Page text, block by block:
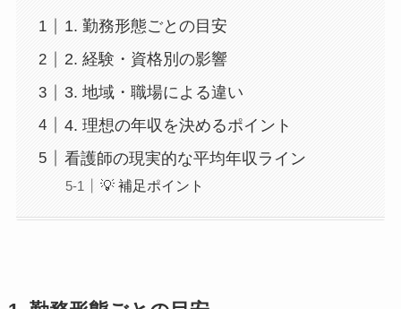
1. 勤務形態ごとの目安
2. 経験・資格別の影響
3. 地域・職場による違い
4. 理想の年収を決めるポイント
看護師の現実的な平均年収ライン
💡 補足ポイント